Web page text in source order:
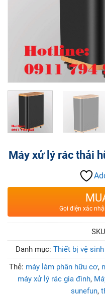
Máy xử lý rác thải
Gọi điện xác
Danh mục: Thiết bị vệ
Thẻ: máy làm phân hữu cơ,
máy xử lý rác gia đình,
sunefun,